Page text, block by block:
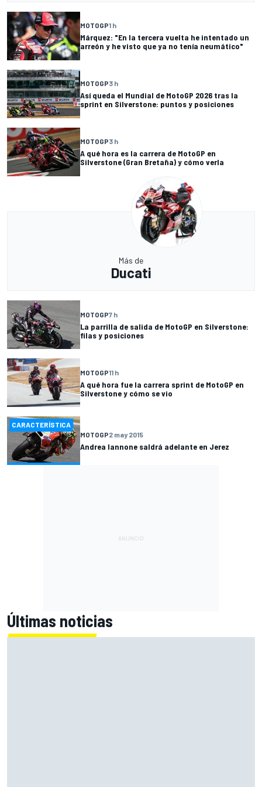
MOTOGP1 h
Márquez: "En la tercera vuelta he intentado un
arreón y he visto que ya no tenía neumático"
MOTOGP3 h
Así queda el Mundial de MotoGP 2026 tras la
sprint en Silverstone: puntos y posiciones
MOTOGP3 h
A qué hora es la carrera de MotoGP en
Silverstone (Gran Bretaña) y cómo verla
Más de
Ducati
MOTOGP7 h
La parrilla de salida de MotoGP en Silverstone:
filas y posiciones
MOTOGP11 h
A qué hora fue la carrera sprint de MotoGP en
Silverstone y cómo se vio
CARACTERÍSTICA
MOTOGP2 may 2015
Andrea Iannone saldrá adelante en Jerez
Últimas noticias